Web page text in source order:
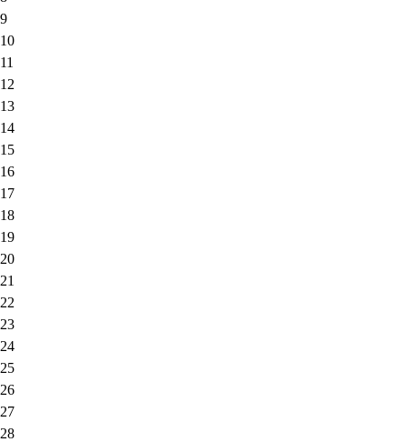
9
10
11
12
13
14
15
16
17
18
19
20
21
22
23
24
25
26
27
28